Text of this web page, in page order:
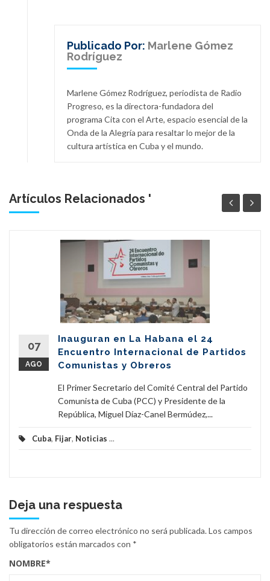
Publicado Por: Marlene Gómez
Rodríguez
Marlene Gómez Rodríguez, periodista de Radio
Progreso, es la directora-fundadora del
programa Cita con el Arte, espacio esencial de la
Onda de la Alegría para resaltar lo mejor de la
cultura artística en Cuba y el mundo.
Artículos Relacionados '
07
AGO
Inauguran en La Habana el 24
Encuentro Internacional de Partidos
Comunistas y Obreros
El Primer Secretario del Comité Central del Partido
Comunista de Cuba (PCC) y Presidente de la
República, Miguel Díaz-Canel Bermúdez,...
Cuba, Fijar, Noticias ...
Deja una respuesta
Tu dirección de correo electrónico no será publicada.Los campos
obligatorios están marcados con *
NOMBRE*